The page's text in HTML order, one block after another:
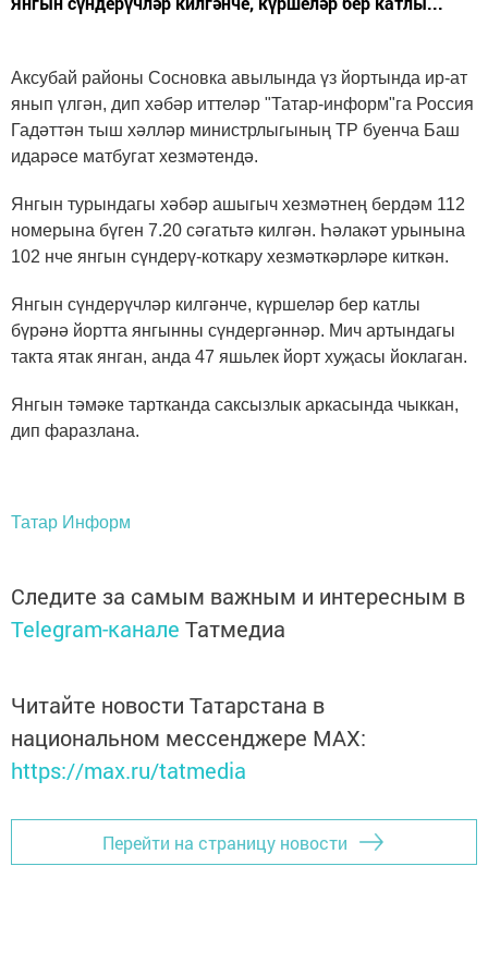
Аксубай районы Сосновка авылында үз йортында ир-ат
янып үлгән, дип хәбәр иттеләр "Татар-информ"га Россия
Гадәттән тыш хәлләр министрлыгының ТР буенча Баш
идарәсе матбугат хезмәтендә.
Янгын турындагы хәбәр ашыгыч хезмәтнең бердәм 112
номерына бүген 7.20 сәгатьтә килгән. Һәлакәт урынына
102 нче янгын сүндерү-коткару хезмәткәрләре киткән.
Янгын сүндерүчләр килгәнче, күршеләр бер катлы
бүрәнә йортта янгынны сүндергәннәр. Мич артындагы
такта ятак янган, анда 47 яшьлек йорт хуҗасы йоклаган.
Янгын тәмәке тартканда саксызлык аркасында чыккан,
дип фаразлана.
Татар Информ
Следите за самым важным и интересным в
Telegram-канале Татмедиа
Читайте новости Татарстана в
национальном мессенджере MАХ:
https://max.ru/tatmedia
Перейти на страницу новости